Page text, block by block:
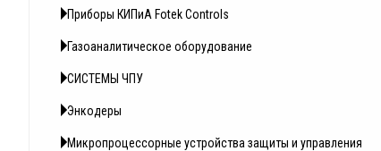
Приборы КИПиА Fotek Controls
Газоаналитическое оборудование
СИСТЕМЫ ЧПУ
Энкодеры
Микропроцессорные устройства защиты и управления